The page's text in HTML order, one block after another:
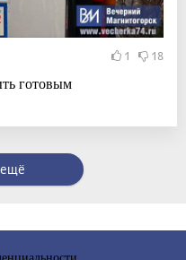
1 18
готовым
ещё